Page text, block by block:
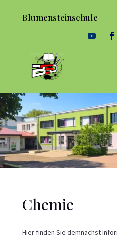
Blumensteinschule
Chemie
Hier finden Sie demnächst